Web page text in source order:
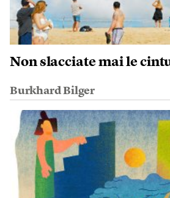
Non slacciate mai le
Burkhard Bilger